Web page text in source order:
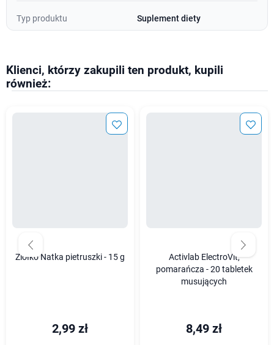
Typ produktu Suplement diety
Klienci, którzy zakupili ten produkt, kupili
również:
Ziółko Natka pietruszki - 15 g
2,99 zł
Activlab ElectroVit,
pomarańcza - 20 tabletek
musujących
8,49 zł